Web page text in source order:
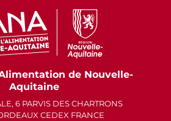
de Nouvelle-
Aquitaine
6 PARVIS DES CHARTRONS
CEDEX FRANCE